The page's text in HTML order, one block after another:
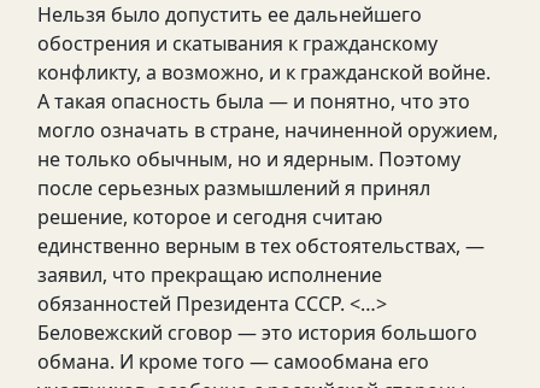
Нельзя было допустить ее дальнейшего
обострения и скатывания к гражданскому
конфликту, а возможно, и к гражданской войне.
А такая опасность была — и понятно, что это
могло означать в стране, начиненной оружием,
не только обычным, но и ядерным. Поэтому
после серьезных размышлений я принял
решение, которое и сегодня считаю
единственно верным в тех обстоятельствах, —
заявил, что прекращаю исполнение
обязанностей Президента СССР. <…>
Беловежский сговор — это история большого
обмана. И кроме того — самообмана его